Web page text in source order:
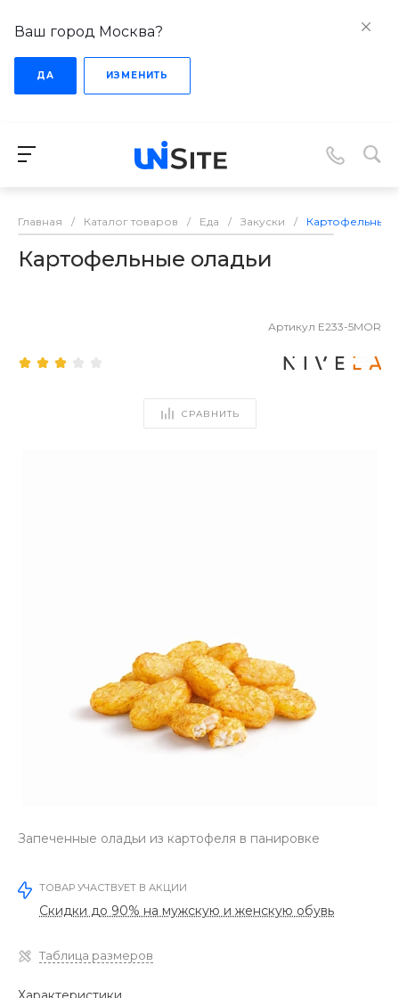
Ваш город Москва?
ДА ИЗМЕНИТЬ
Главная / Каталог товаров / Еда / Закуски / Картофельные
Картофельные оладьи
Артикул E233-5MOR
СРАВНИТЬ
Запеченные оладьи из картофеля в панировке
ТОВАР УЧАСТВУЕТ В АКЦИИ
Скидки до 90% на мужскую и женскую обувь
Таблица размеров